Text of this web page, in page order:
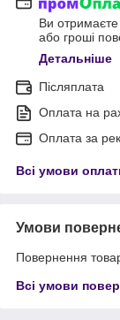
Ви
або гроші
Детальніше
Післяплата
Оплата на
Оплата за
Всі умови
Умови
Повернення
Всі умови